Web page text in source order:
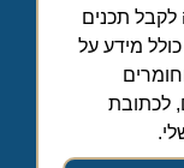
תכנים
מידע על